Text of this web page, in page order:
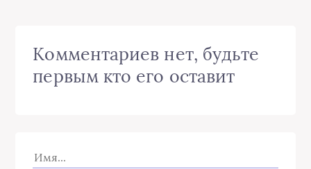
Комментариев нет, будьте
первым кто его оставит